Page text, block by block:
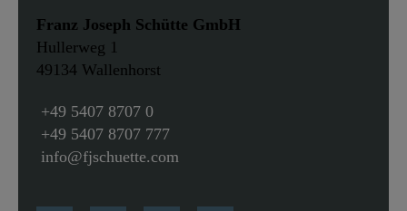
Franz Joseph Schütte GmbH
Hullerweg 1
49134 Wallenhorst
+49 5407 8707 0
+49 5407 8707 777
info@fjschuette.com